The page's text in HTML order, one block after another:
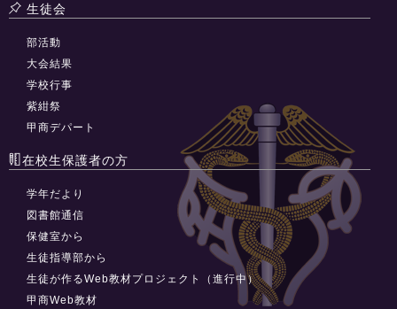
生徒会
部活動
大会結果
学校行事
紫紺祭
甲商デパート
在校生保護者の方
学年だより
図書館通信
保健室から
生徒指導部から
生徒が作るWeb教材プロジェクト（進行中）
甲商Web教材